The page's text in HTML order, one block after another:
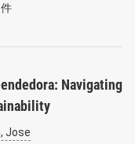
件
Navigating
Jose